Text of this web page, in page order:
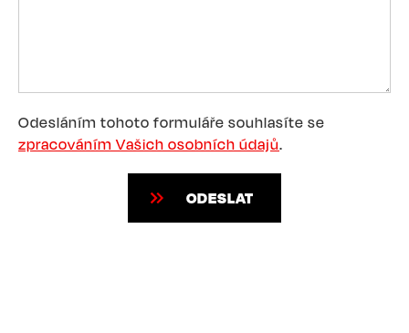
Odesláním tohoto formuláře souhlasíte se
zpracováním Vašich osobních údajů.